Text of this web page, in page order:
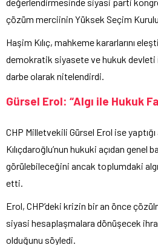
çözüm merciinin Yüksek Seçim
Haşim Kılıç, mahkeme kararlarını
demokratik siyasete ve hukuk devleti
darbe olarak nitelendirdi.
Gürsel Erol: “Algı ile Hukuk
CHP Milletvekili Gürsel Erol ise
Kılıçdaroğlu’nun hukuki açıdan genel
görülebileceğini ancak toplumdaki
etti.
Erol, CHP’deki krizin bir an önce
siyasi hesaplaşmalara dönüşecek
olduğunu söyledi.